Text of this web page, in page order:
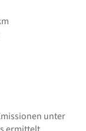
unter